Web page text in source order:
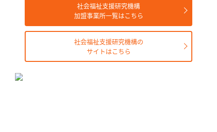
社会福祉支援研究機構
加盟事業所一覧はこちら
社会福祉支援研究機構の
サイトはこちら